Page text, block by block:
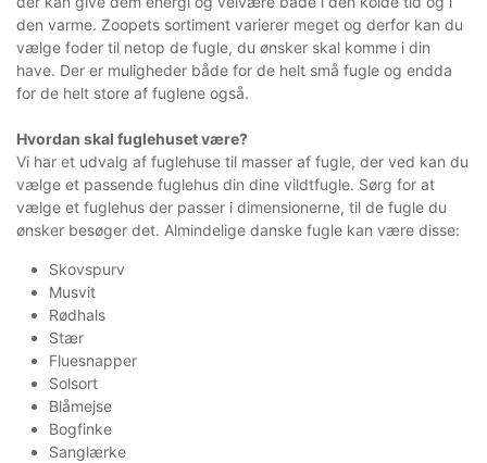
den varme. Zoopets sortiment varierer meget og derfor kan du
vælge foder til netop de fugle, du ønsker skal komme i din
have. Der er muligheder både for de helt små fugle og endda
for de helt store af fuglene også.
Hvordan skal fuglehuset være?
Vi har et udvalg af fuglehuse til masser af fugle, der ved kan du
vælge et passende fuglehus din dine vildtfugle. Sørg for at
vælge et fuglehus der passer i dimensionerne, til de fugle du
ønsker besøger det. Almindelige danske fugle kan være disse:
Skovspurv
Musvit
Rødhals
Stær
Fluesnapper
Solsort
Blåmejse
Bogfinke
Sanglærke